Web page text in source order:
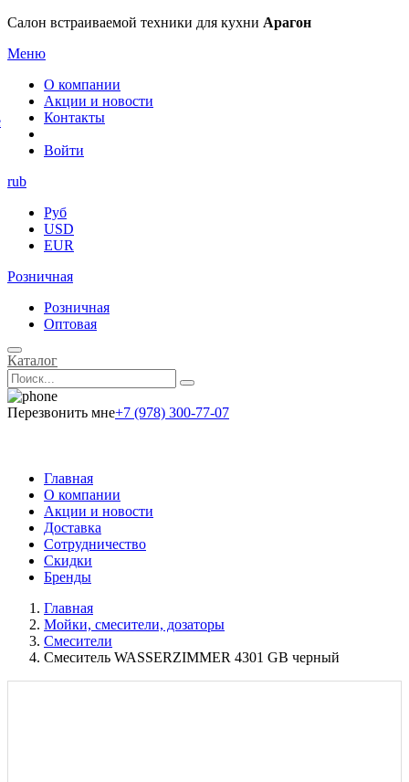
Салон встраиваемой техники для кухни Арагон
Меню
О компании
Акции и новости
Контакты
Войти
rub
Руб
USD
EUR
Розничная
Розничная
Оптовая
Каталог
Перезвонить мне+7 (978) 300-77-07
Главная
О компании
Акции и новости
Доставка
Сотрудничество
Скидки
Бренды
Главная
Мойки, смесители, дозаторы
Смесители
Смеситель WASSERZIMMER 4301 GB черный